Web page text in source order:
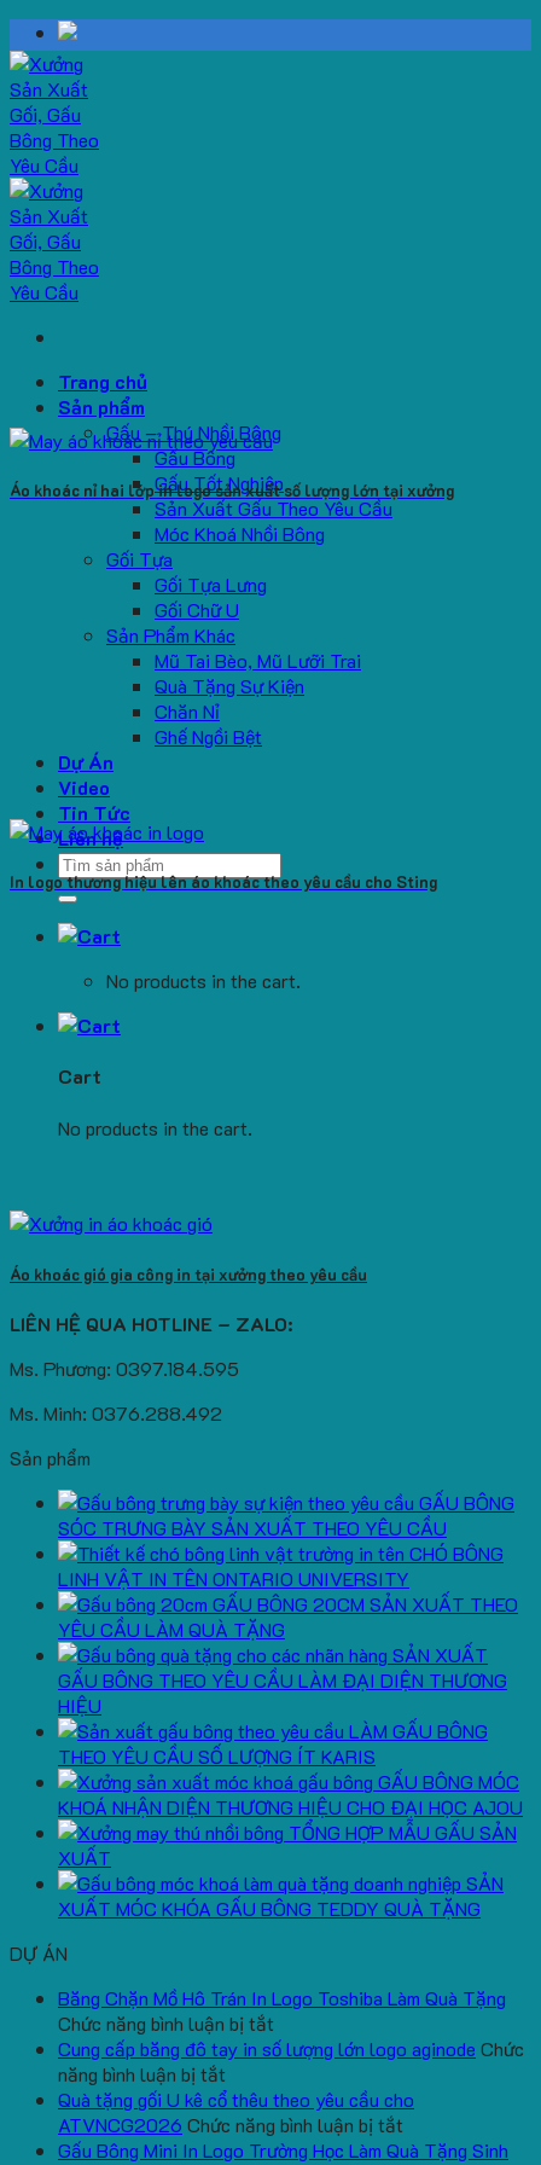
Skip
to
content
Trang chủ
Sản phẩm
Gấu – Thú Nhồi Bông
Gấu Bông
Gấu Tốt Nghiệp
Sản Xuất Gấu Theo Yêu Cầu
Móc Khoá Nhồi Bông
Gối Tựa
Gối Tựa Lưng
Gối Chữ U
Sản Phẩm Khác
Mũ Tai Bèo, Mũ Lưỡi Trai
Quà Tặng Sự Kiện
Chăn Nỉ
Ghế Ngồi Bệt
Dự Án
Video
Tin Tức
Liên hệ
Search
for:
No products in the cart.
Cart
No products in the cart.
Áo khoác nỉ hai lớp in logo sản xuất số lượng lớn tại xưởng
In logo thương hiệu lên áo khoác theo yêu cầu cho Sting
Áo khoác gió gia công in tại xưởng theo yêu cầu
LIÊN HỆ QUA HOTLINE – ZALO:
Ms. Phương: 0397.184.595
Ms. Minh: 0376.288.492
Sản phẩm
GẤU BÔNG
SÓC TRƯNG BÀY SẢN XUẤT THEO YÊU CẦU
CHÓ BÔNG
LINH VẬT IN TÊN ONTARIO UNIVERSITY
GẤU BÔNG 20CM SẢN XUẤT THEO
YÊU CẦU LÀM QUÀ TẶNG
SẢN XUẤT
GẤU BÔNG THEO YÊU CẦU LÀM ĐẠI DIỆN THƯƠNG
HIỆU
LÀM GẤU BÔNG
THEO YÊU CẦU SỐ LƯỢNG ÍT KARIS
GẤU BÔNG MÓC
KHOÁ NHẬN DIỆN THƯƠNG HIỆU CHO ĐẠI HỌC AJOU
TỔNG HỢP MẪU GẤU SẢN
XUẤT
SẢN
XUẤT MÓC KHÓA GẤU BÔNG TEDDY QUÀ TẶNG
DỰ ÁN
Băng Chặn Mồ Hô Trán In Logo Toshiba Làm Quà Tặng
Chức năng bình luận bị tắt
Băng
Mồ
Hô
Trán
Cung cấp băng đô tay in số lượng lớn logo aginode Chức
năng bình luận bị tắt
Cung
cấp
băng
Quà tặng gối U kê cổ thêu theo yêu cầu cho
ATVNCG2026 Chức năng bình luận bị tắt
Quà
Gấu Bông Mini In Logo Trường Học Làm Quà Tặng Sinh